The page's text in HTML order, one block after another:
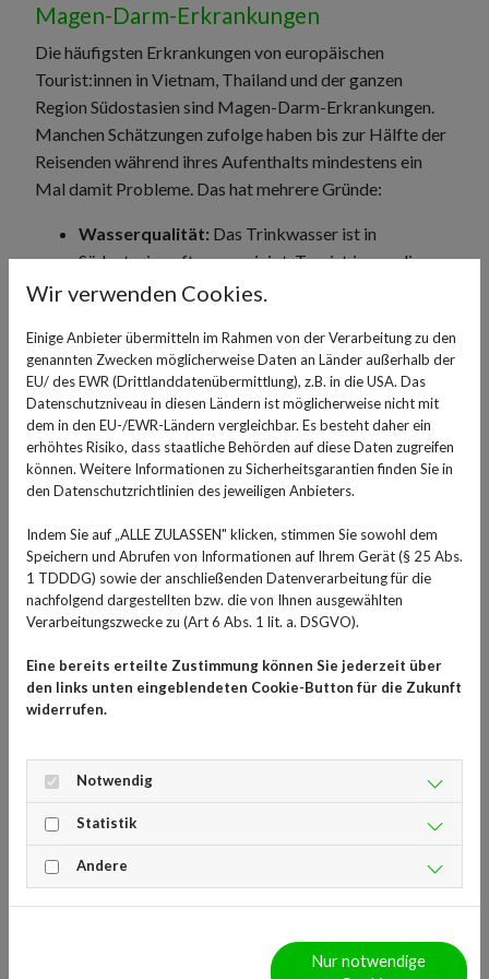
Magen-Darm-Erkrankungen
Die häufigsten Erkrankungen von europäischen
Tourist:innen in Vietnam, Thailand und der ganzen
Region Südostasien sind Magen-Darm-Erkrankungen.
Manchen Schätzungen zufolge haben bis zur Hälfte der
Reisenden während ihres Aufenthalts mindestens ein
Mal damit Probleme. Das hat mehrere Gründe:
Wasserqualität: Das Trinkwasser ist in
Südostasien oft verunreinigt. Tourist:innen, die
unbedacht Leitungswasser trinken oder selbst
können davon krank werden.
Hygiene:Vor allem bei Backpacking-Reisen in
einfachen Unterkünften und in öffentlichen
Sanitäreinrichtungen unterwegs ist die
Hygienesituation oft unzureichend, was zu
Infekten führen kann. Auch mangelnde
Ungewohnte Bakterien:Wer in einen anderen
Erdteil als die eigene Heimat reist, kommt unter
Umständen mit Bakterien in Kontakt, die die
eigene Immunabwehr (noch) nicht kennt und somit
deshalb oft anfälliger als Menschen, die an einem
Ort heimisch sind.
auslösen, sind E. coli, Salmonellen, Noroviren aber auch
Parasiten wie Giardien.
Sie haben Fragen zum Thema Reiseapotheke
für Südostasien oder
Gesundheits-Experten und -Expertinnen aus
Wir verwenden Cookies.
Einige Anbieter übermitteln im Rahmen von der Verarbeitung zu den
genannten Zwecken möglicherweise Daten an Länder außerhalb der
EU/ des EWR (Drittlanddatenübermittlung), z.B. in die USA. Das
Datenschutzniveau in diesen Ländern ist möglicherweise nicht mit
dem in den EU-/EWR-Ländern vergleichbar. Es besteht daher ein
erhöhtes Risiko, dass staatliche Behörden auf diese Daten zugreifen
können. Weitere Informationen zu Sicherheitsgarantien finden Sie in
den Datenschutzrichtlinien des jeweiligen Anbieters.
Indem Sie auf „ALLE ZULASSEN" klicken, stimmen Sie sowohl dem
Speichern und Abrufen von Informationen auf Ihrem Gerät (§ 25 Abs.
1 TDDDG) sowie der anschließenden Datenverarbeitung für die
nachfolgend dargestellten bzw. die von Ihnen ausgewählten
Verarbeitungszwecke zu (Art 6 Abs. 1 lit. a. DSGVO).
Eine bereits erteilte Zustimmung können Sie jederzeit über
den links unten eingeblendeten Cookie-Button für die Zukunft
widerrufen.
Notwendig
Statistik
Andere
Nur notwendige